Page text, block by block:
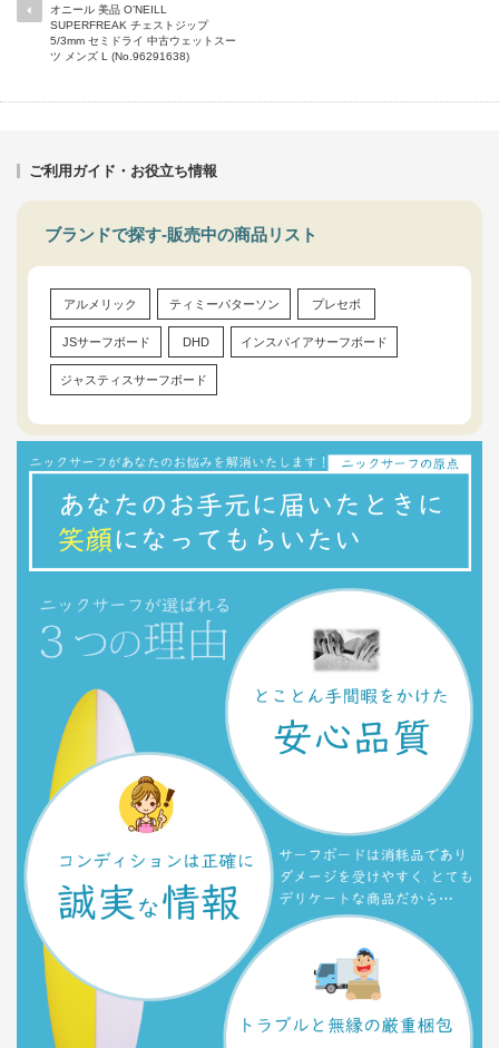
オニール 美品 O’NEILL
SUPERFREAK チェストジップ
5/3mm セミドライ 中古ウェットスー
ツ メンズ L (No.96291638)
ご利用ガイド・お役立ち情報
ブランドで探す-販売中の商品リスト
アルメリック ティミーパターソン プレセボ
JSサーフボード DHD インスパイアサーフボード
ジャスティスサーフボード